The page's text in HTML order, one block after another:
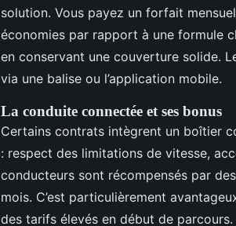
solution. Vous payez un forfait
économies par rapport à une formule
en conservant une couverture solide.
via une balise ou l’application mobile.
La conduite connectée et ses bonus
Certains contrats intègrent un boîtier
: respect des limitations de vitesse,
conducteurs sont récompensés par
mois. C’est particulièrement
des tarifs élevés en début de